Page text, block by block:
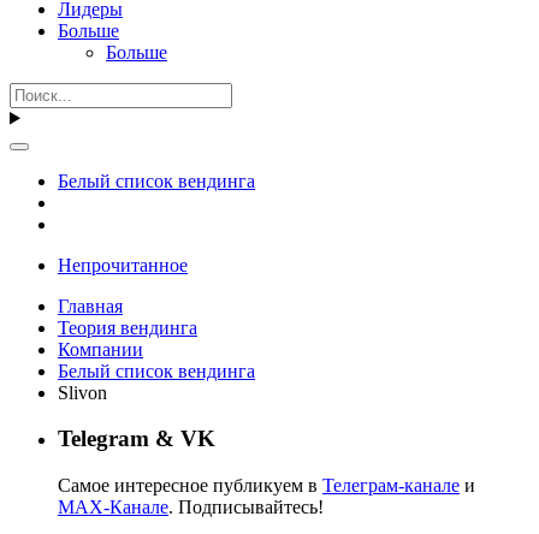
Лидеры
Больше
Больше
Белый список вендинга
Непрочитанное
Главная
Теория вендинга
Компании
Белый список вендинга
Slivon
Telegram & VK
Самое интересное публикуем в Телеграм-канале и
MAX-Канале. Подписывайтесь!